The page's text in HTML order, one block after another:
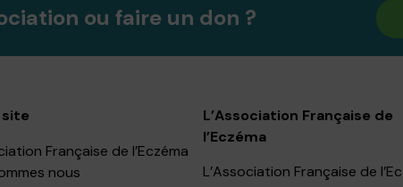
ou faire un don ?
site
Française de l’Eczéma
nous
L’Association Française de
l’Eczéma
L’Association Française de